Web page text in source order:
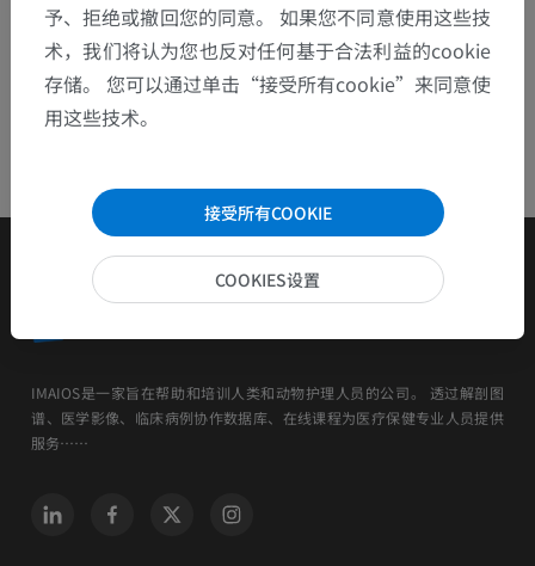
IMAIOS是一家旨在帮助和培训人类和动物护理人员的公司。 透过解剖图
谱、医学影像、临床病例协作数据库、在线课程为医疗保健专业人员提供
服务……
予、拒绝或撤回您的同意。 如果您不同意使用这些技
术，我们将认为您也反对任何基于合法利益的cookie
存储。 您可以通过单击“接受所有cookie”来同意使
用这些技术。
接受所有COOKIE
COOKIES设置